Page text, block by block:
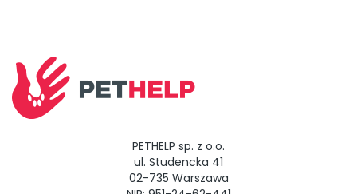
PETHELP sp. z o.o.
ul. Studencka 41
02-735 Warszawa